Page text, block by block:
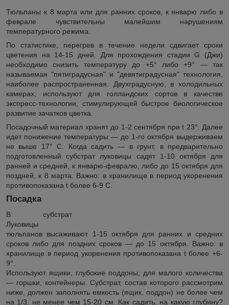
Тюльпаны к 8 марта или для ранних сроков, к январю либо в
феврале чувствительны малейшим нарушениям
температурного режима.
По статистике, перегрев в течение недели сдвигает сроки
цветения на 14-15 дней. Для прохождения стадии G (Джи)
необходимо снизить температуру до +5° либо +9° ― так
называемая "пятиградусная" и "девятиградусная" технология,
наиболее распространенная. Двухградусную, в холодильных
камерах, используют для голландских сортов в качестве
экспресс-технологии, стимулирующей быстрое биологическое
развитие зачатков цветка.
Посадочный материал хранят до 1-2 сентября при t 23°. Далее
идет понижение температуры ― до 1-го октября выдерживаем
не выше 17° С. Когда садить ― в грунт, в предварительно
подготовленный субстрат луковицы садят 1-10 октября для
ранней и средней, к январю-февралю, либо до 15 октября для
поздней, к 8 марта. Важно: в хранилище в период укоренения
противопоказана t более 6-9 C.
Посадка
В субстрат
Луковицы
тюльпанов высаживают 1-15 октября для ранних и средних
сроков либо для поздних сроков ― до 15 октября. Важно: в
хранилище в период укоренения противопоказана t более +6-
9°.
Используют ящики, глубокие поддоны, для малого количества
― горшки, контейнеры. Субстрат, состав которого рассмотрим
ниже, должен заполнять емкость (ящик, поддон) не более чем
на 1/3, не менее чем 15-20 см. Как садить, на какую глубину?